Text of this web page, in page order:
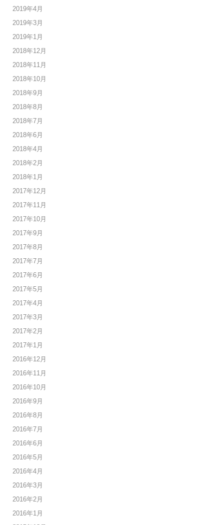
2019年4月
2019年3月
2019年1月
2018年12月
2018年11月
2018年10月
2018年9月
2018年8月
2018年7月
2018年6月
2018年4月
2018年2月
2018年1月
2017年12月
2017年11月
2017年10月
2017年9月
2017年8月
2017年7月
2017年6月
2017年5月
2017年4月
2017年3月
2017年2月
2017年1月
2016年12月
2016年11月
2016年10月
2016年9月
2016年8月
2016年7月
2016年6月
2016年5月
2016年4月
2016年3月
2016年2月
2016年1月